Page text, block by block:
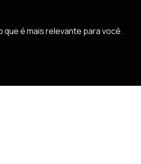
que é mais relevante para você.